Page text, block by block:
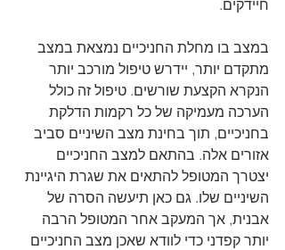
חיידקים.
במצב בו מחלת החניכיים נמצאת במצב
מתקדם יותר, יידרש טיפול מורכב יותר
הנקרא הקצעת שורשים. טיפול זה כולל
הערכה מעמיקה של כל רקמות הדלקת
בחניכיים, תוך בחינת מצב השיניים סביב
אזורים אלה. בהתאם למצב החניכיים
יצטרך המטופל להתאים את שגרת היגיינת
השיניים שלו. גם כאן תיעשה הסרה של
אבנית, אך המעקב אחר המטופל הרבה
יותר קפדני כדי לוודא שאכן מצב החניכיים